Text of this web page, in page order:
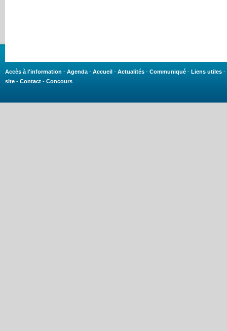
Accès à l'information - Agenda - Accueil - Actualités - Communiqué - Liens utiles -
site - Contact - Concours